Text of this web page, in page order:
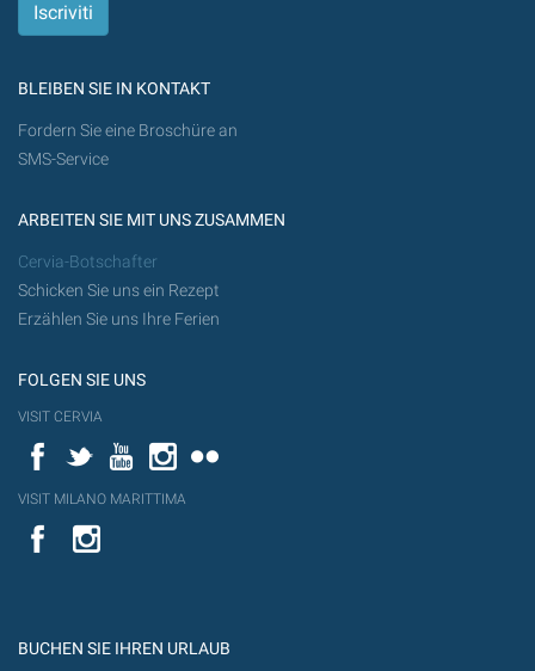
BLEIBEN SIE IN KONTAKT
Fordern Sie eine Broschüre an
SMS-Service
ARBEITEN SIE MIT UNS ZUSAMMEN
Cervia-Botschafter
Schicken Sie uns ein Rezept
Erzählen Sie uns Ihre Ferien
FOLGEN SIE UNS
VISIT CERVIA
FacebookTwitterYouTubeInstagram
VISIT MILANO MARITTIMA
YouTube
BUCHEN SIE IHREN URLAUB